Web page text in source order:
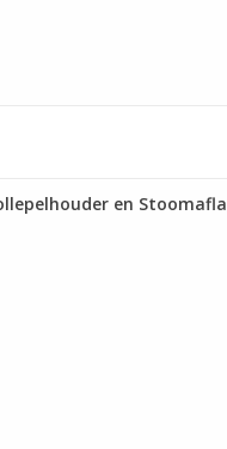
en